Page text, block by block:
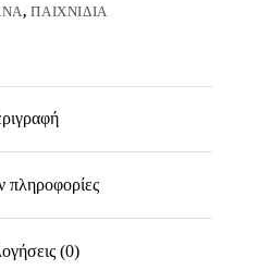
,ΠΑΙΧΝΊΔΙΑ
πληροφορίες
(0)